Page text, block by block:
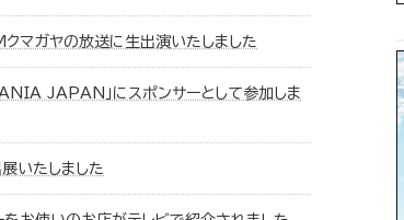
マガヤの放送に生出演いたしました
JAPAN」にスポンサーとして参加しま
いたしました